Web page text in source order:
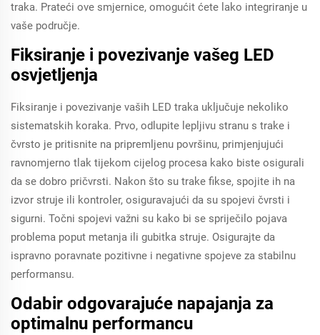
traka. Prateći ove smjernice, omogućit ćete lako integriranje u
vaše područje.
Fiksiranje i povezivanje vašeg LED
osvjetljenja
Fiksiranje i povezivanje vaših LED traka uključuje nekoliko
sistematskih koraka. Prvo, odlupite lepljivu stranu s trake i
čvrsto je pritisnite na pripremljenu površinu, primjenjujući
ravnomjerno tlak tijekom cijelog procesa kako biste osigurali
da se dobro pričvrsti. Nakon što su trake fikse, spojite ih na
izvor struje ili kontroler, osiguravajući da su spojevi čvrsti i
sigurni. Točni spojevi važni su kako bi se spriječilo pojava
problema poput metanja ili gubitka struje. Osigurajte da
ispravno poravnate pozitivne i negativne spojeve za stabilnu
performansu.
Odabir odgovarajuće napajanja za
optimalnu performancu